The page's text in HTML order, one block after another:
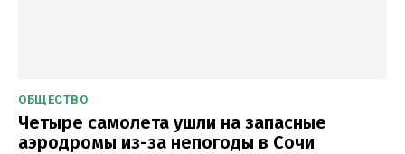
ОБЩЕСТВО
Четыре самолета ушли на запасные
аэродромы из-за непогоды в Сочи